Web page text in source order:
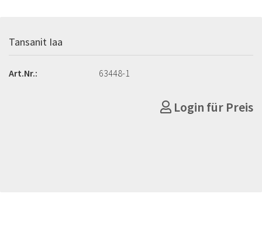
Tansanit Iaa
Art.Nr.: 63448-1
Login für Preis